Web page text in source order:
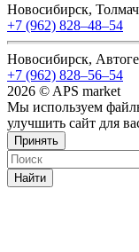
Новосибирск,
+7 (962) 828‒48‒54
Новосибирск,
+7 (962) 828‒56‒54
2026 © APS market
Мы используем
улучшить сайт для
Принять
Найти